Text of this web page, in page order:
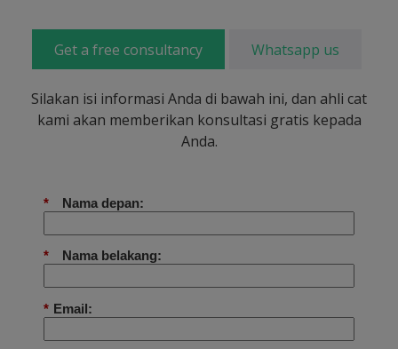
Get a free consultancy Whatsapp us
Silakan isi informasi Anda di bawah ini, dan ahli cat
kami akan memberikan konsultasi gratis kepada
Anda.